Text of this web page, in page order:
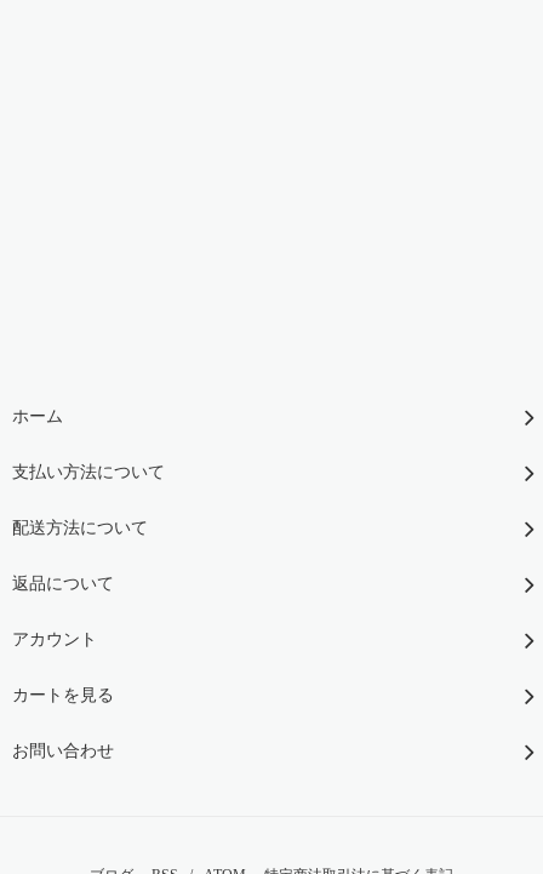
ホーム
支払い方法について
配送方法について
返品について
アカウント
カートを見る
お問い合わせ